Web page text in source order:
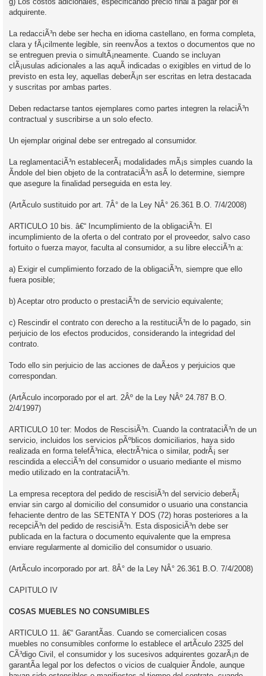
adquirente.
La redacciÃ³n debe ser hecha en idioma castellano, en forma completa,
clara y fÃ¡cilmente legible, sin reenvÃ­os a textos o documentos que no
se entreguen previa o simultÃ¡neamente. Cuando se incluyan
clÃ¡usulas adicionales a las aquÃ­ indicadas o exigibles en virtud de lo
previsto en esta ley, aquellas deberÃ¡n ser escritas en letra destacada
y suscritas por ambas partes.
Deben redactarse tantos ejemplares como partes integren la relaciÃ³n
contractual y suscribirse a un solo efecto.
Un ejemplar original debe ser entregado al consumidor.
La reglamentaciÃ³n establecerÃ¡ modalidades mÃ¡s simples cuando la
Ã­ndole del bien objeto de la contrataciÃ³n asÃ­ lo determine, siempre
que asegure la finalidad perseguida en esta ley.
(ArtÃ­culo sustituido por art. 7Â° de la Ley NÂ° 26.361 B.O. 7/4/2008)
ARTICULO 10 bis. â€“ Incumplimiento de la obligaciÃ³n. El
incumplimiento de la oferta o del contrato por el proveedor, salvo caso
fortuito o fuerza mayor, faculta al consumidor, a su libre elecciÃ³n a:
a) Exigir el cumplimiento forzado de la obligaciÃ³n, siempre que ello
fuera posible;
b) Aceptar otro producto o prestaciÃ³n de servicio equivalente;
c) Rescindir el contrato con derecho a la restituciÃ³n de lo pagado, sin
perjuicio de los efectos producidos, considerando la integridad del
contrato.
Todo ello sin perjuicio de las acciones de daÃ±os y perjuicios que
correspondan.
(ArtÃ­culo incorporado por el art. 2Âº de la Ley NÂº 24.787 B.O.
2/4/1997)
ARTICULO 10 ter: Modos de RescisiÃ³n. Cuando la contrataciÃ³n de un
servicio, incluidos los servicios pÃºblicos domiciliarios, haya sido
realizada en forma telefÃ³nica, electrÃ³nica o similar, podrÃ¡ ser
rescindida a elecciÃ³n del consumidor o usuario mediante el mismo
medio utilizado en la contrataciÃ³n.
La empresa receptora del pedido de rescisiÃ³n del servicio deberÃ¡
enviar sin cargo al domicilio del consumidor o usuario una constancia
fehaciente dentro de las SETENTA Y DOS (72) horas posteriores a la
recepciÃ³n del pedido de rescisiÃ³n. Esta disposiciÃ³n debe ser
publicada en la factura o documento equivalente que la empresa
enviare regularmente al domicilio del consumidor o usuario.
(ArtÃ­culo incorporado por art. 8Â° de la Ley NÂ° 26.361 B.O. 7/4/2008)
CAPITULO IV
COSAS MUEBLES NO CONSUMIBLES
ARTICULO 11. â€“ GarantÃ­as. Cuando se comercialicen cosas
muebles no consumibles conforme lo establece el artÃ­culo 2325 del
CÃ³digo Civil, el consumidor y los sucesivos adquirentes gozarÃ¡n de
garantÃ­a legal por los defectos o vicios de cualquier Ã­ndole, aunque